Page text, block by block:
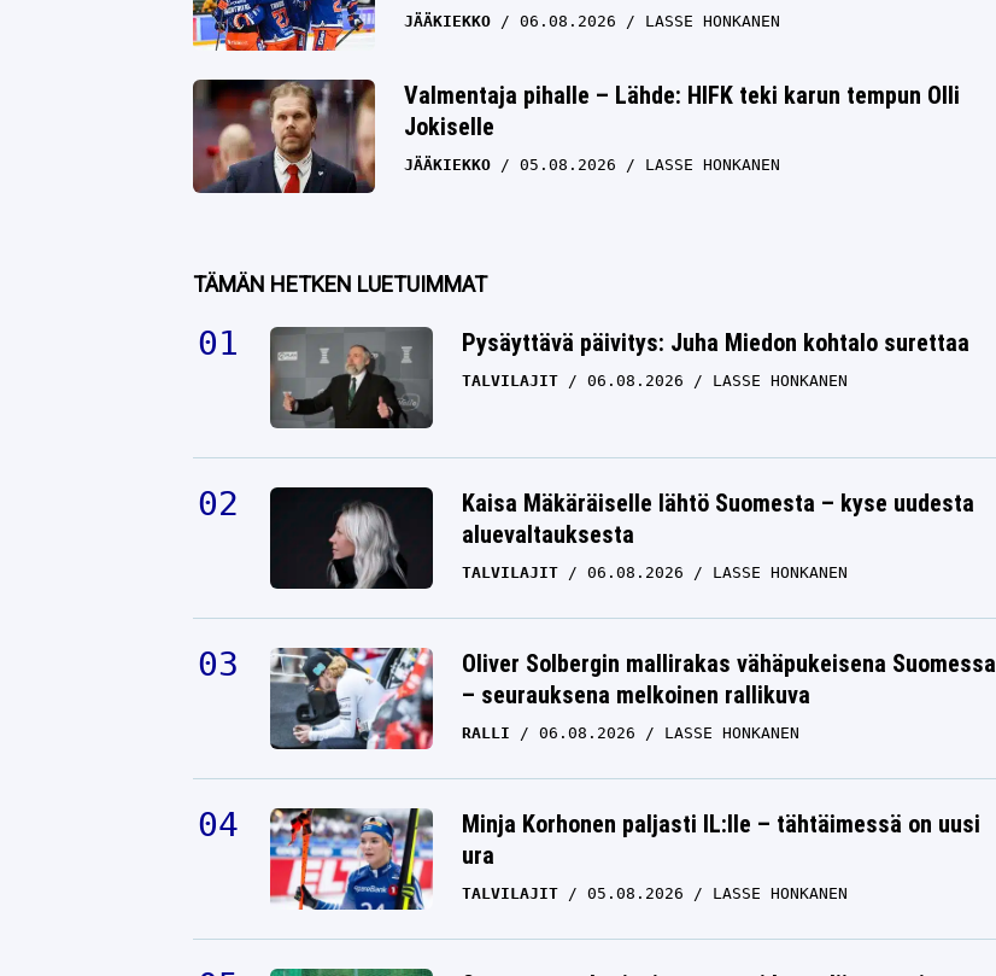
JÄÄKIEKKO 06.08.2026 LASSE HONKANEN
Valmentaja pihalle – Lähde: HIFK teki karun tempun Olli
Jokiselle
JÄÄKIEKKO 05.08.2026 LASSE HONKANEN
TÄMÄN HETKEN LUETUIMMAT
Pysäyttävä päivitys: Juha Miedon kohtalo surettaa
TALVILAJIT 06.08.2026 LASSE HONKANEN
Kaisa Mäkäräiselle lähtö Suomesta – kyse uudesta
aluevaltauksesta
TALVILAJIT 06.08.2026 LASSE HONKANEN
Oliver Solbergin mallirakas vähäpukeisena Suomessa
– seurauksena melkoinen rallikuva
RALLI 06.08.2026 LASSE HONKANEN
Minja Korhonen paljasti IL:lle – tähtäimessä on uusi
ura
TALVILAJIT 05.08.2026 LASSE HONKANEN